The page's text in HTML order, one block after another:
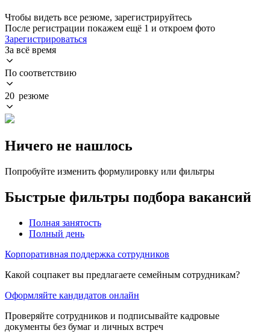
Чтобы видеть все резюме, зарегистрируйтесь
После регистрации покажем ещё 1 и откроем фото
Зарегистрироваться
За всё время
По соответствию
20 резюме
Ничего не нашлось
Попробуйте изменить формулировку или фильтры
Быстрые фильтры подбора вакансий
Полная занятость
Полный день
Корпоративная поддержка сотрудников
Какой соцпакет вы предлагаете семейным сотрудникам?
Оформляйте кандидатов онлайн
Проверяйте сотрудников и подписывайте кадровые
документы без бумаг и личных встреч